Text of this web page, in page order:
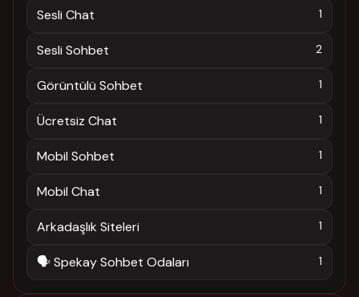
Sesli Chat 1
Sesli Sohbet 2
Görüntülü Sohbet 1
Ücretsiz Chat 1
Mobil Sohbet 1
Mobil Chat 1
Arkadaşlık Siteleri 1
🗣️ Spekay Sohbet Odaları 1